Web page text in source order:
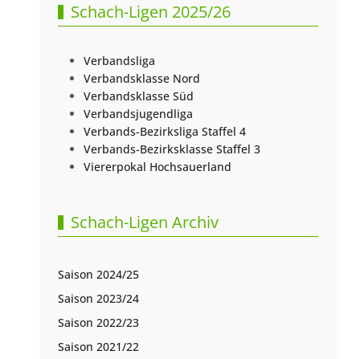
Schach-Ligen 2025/26
Verbandsliga
Verbandsklasse Nord
Verbandsklasse Süd
Verbandsjugendliga
Verbands-Bezirksliga Staffel 4
Verbands-Bezirksklasse Staffel 3
Viererpokal Hochsauerland
Schach-Ligen Archiv
Saison 2024/25
Saison 2023/24
Saison 2022/23
Saison 2021/22